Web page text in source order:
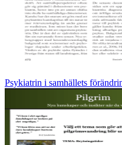
Psykiatrin i samhällets